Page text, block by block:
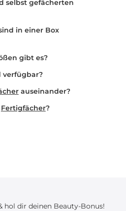
selbst gefächerten
in einer Box
gibt es?
verfügbar?
auseinander?
Fertigfächer?
hol dir deinen Beauty-Bonus!